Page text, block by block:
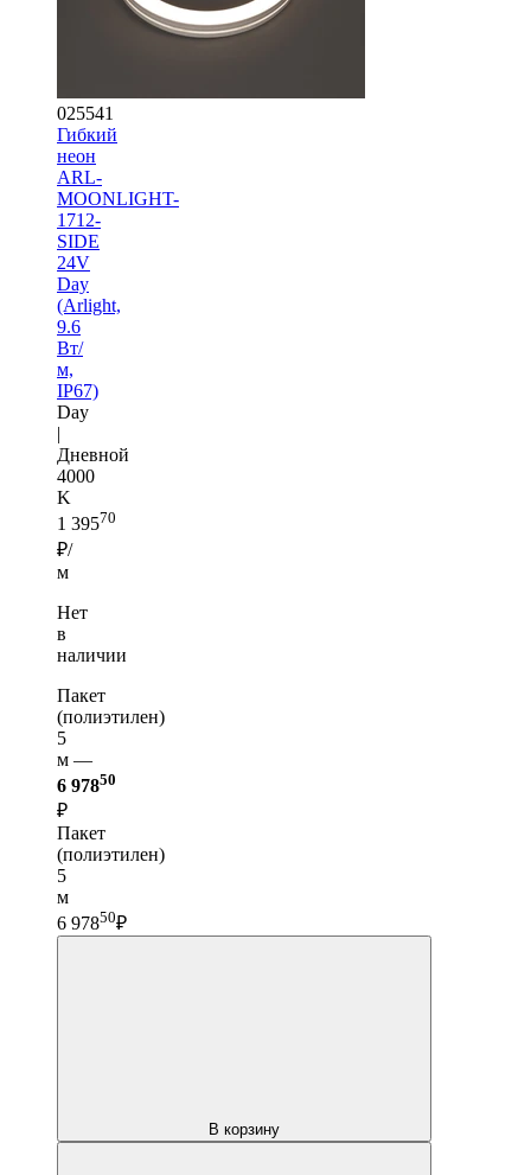
025541
Гибкий
неон
ARL-
MOONLIGHT-
1712-
SIDE
24V
Day
(Arlight,
9.6
Вт/
м,
IP67)
Day
|
Дневной
4000
K
1 39570
₽/
м
Нет
в
наличии
Пакет
(полиэтилен)
5
м —
6 97850
₽
Пакет
(полиэтилен)
5
м
6 97850₽
В корзину